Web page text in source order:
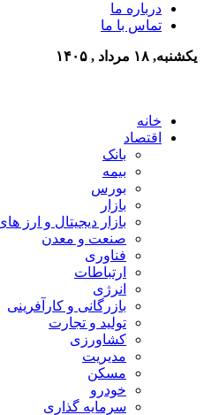
درباره ما
تماس با ما
یکشنبه, ۱۸ مرداد , ۱۴۰۵
خانه
اقتصاد
بانک
بیمه
بورس
بازار
بازار دیجیتال و ارز
صنعت و معدن
فناوری
ارتباطات
انرژی
بازرگانی و کارآفرینی
تولید و تجارت
کشاورزی
مدیریت
مسکن
خودرو
سرمایه گذاری